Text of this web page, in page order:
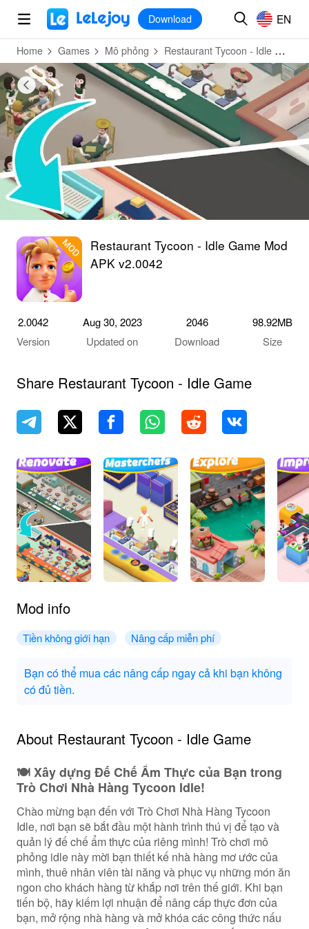
MOD
Download EN
Home Games Mô phỏng Restaurant Tycoon - Idle Game
Restaurant Tycoon - Idle Game Mod
APK v2.0042
2.0042
Version
Aug 30, 2023
Updated on
2046
Download
98.92MB
Size
Share Restaurant Tycoon - Idle Game
Mod info
Tiền không giới hạn Nâng cấp miễn phí
Bạn có thể mua các nâng cấp ngay cả khi bạn không
có đủ tiền.
About Restaurant Tycoon - Idle Game
🍽️ Xây dựng Đế Chế Ẩm Thực của Bạn trong
Trò Chơi Nhà Hàng Tycoon Idle!
Chào mừng bạn đến với Trò Chơi Nhà Hàng Tycoon
Idle, nơi bạn sẽ bắt đầu một hành trình thú vị để tạo và
quản lý đế chế ẩm thực của riêng mình! Trò chơi mô
phỏng idle này mời bạn thiết kế nhà hàng mơ ước của
mình, thuê nhân viên tài năng và phục vụ những món ăn
ngon cho khách hàng từ khắp nơi trên thế giới. Khi bạn
tiến bộ, hãy kiếm lợi nhuận để nâng cấp thực đơn của
bạn, mở rộng nhà hàng và mở khóa các công thức nấu